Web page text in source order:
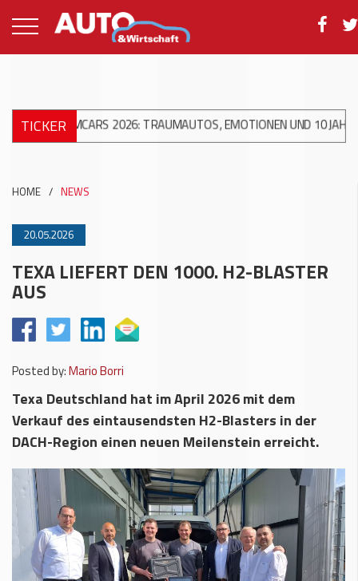
TICKER2026: TRAUMAUTOS, EMOTIONEN UND 10 JAHRE ACW AG
HOME / NEWS
20.05.2026
TEXA LIEFERT DEN 1000. H2-BLASTER
AUS
Posted by:Mario Borri
Texa Deutschland hat im April 2026 mit dem
Verkauf des eintausendsten H2-Blasters in der
DACH-Region einen neuen Meilenstein erreicht.